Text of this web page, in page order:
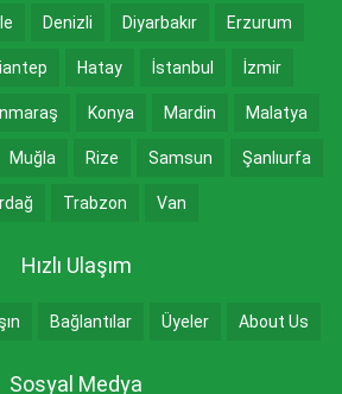
Denizli Diyarbakır Erzurum
Hatay İstanbul İzmir
Konya Mardin Malatya
Muğla Rize Samsun Şanlıurfa
Trabzon Van
Hızlı Ulaşım
Bağlantılar Üyeler About Us
Sosyal Medya